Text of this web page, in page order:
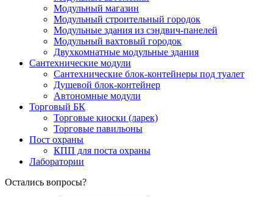
Модульный магазин
Модульный строительный городок
Модульные здания из сэндвич-панелей
Модульный вахтовый городок
Двухкомнатные модульные здания
Сантехнические модули
Сантехнические блок-контейнеры под туалет
Душевой блок-контейнер
Автономные модули
Торговый БК
Торговые киоски (ларек)
Торговые павильоны
Пост охраны
КПП для поста охраны
Лаборатории
Остались вопросы?